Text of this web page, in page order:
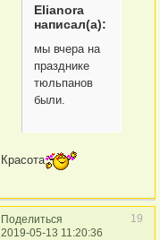
Elianora
написал(а):
мы вчера на
празднике
тюльпанов
были.
Красота
Поделиться
19
2019-05-13 11:20:36